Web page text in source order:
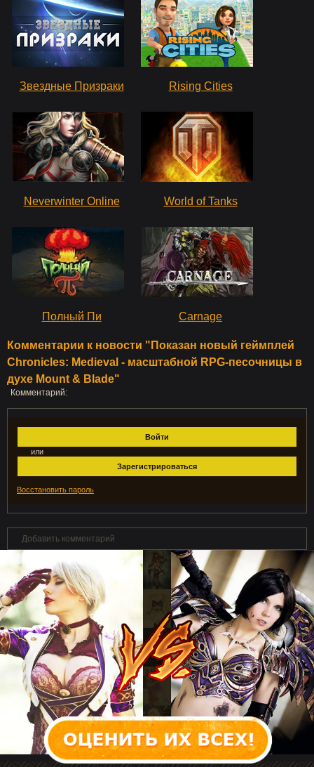
Звездные Призраки Rising Cities
Neverwinter Online World of Tanks
Полный Пи Carnage
Комментарии к новости "Показан новый геймплей
Chronicles: Medieval - масштабной RPG-песочницы в
духе Mount & Blade"
Комментарий:
Войти
или
Зарегистрироваться
Восстановить пароль
Добавить комментарий